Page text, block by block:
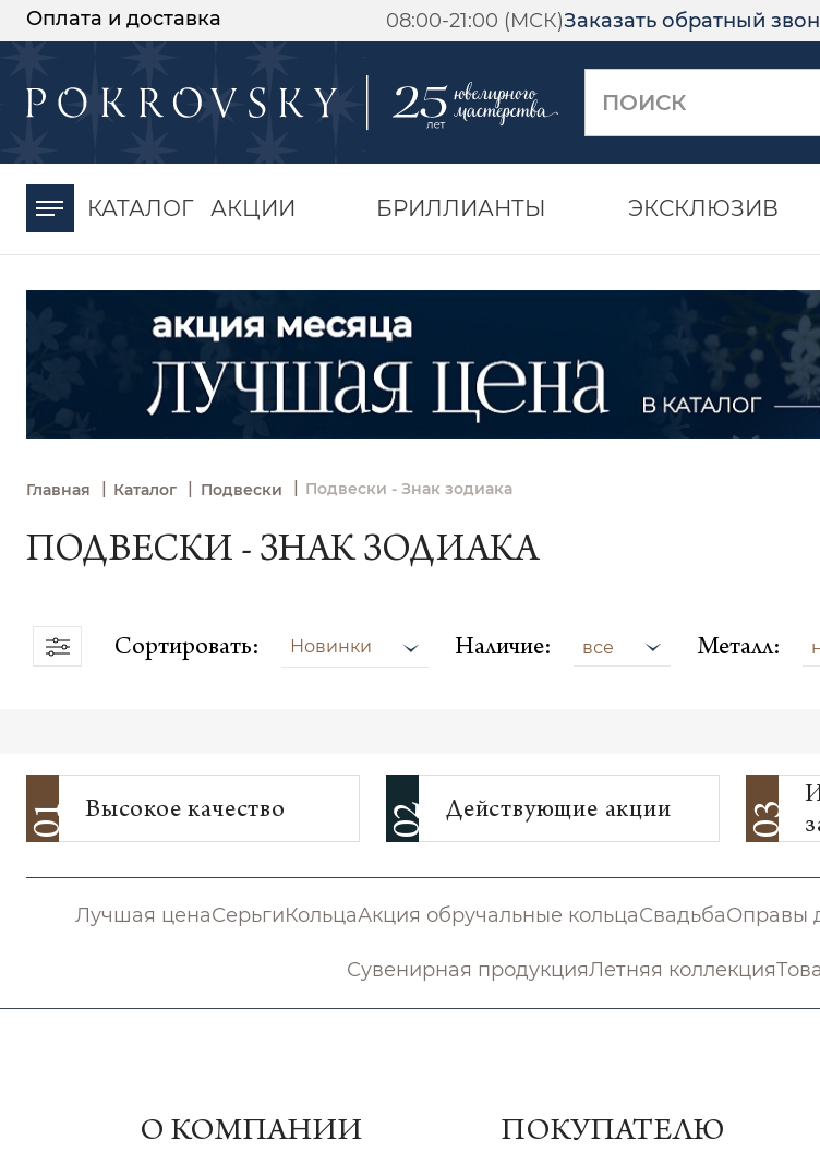
Оплата и доставка 08:00-21:00 (МСК)Заказать обратный
КАТАЛОГ АКЦИИ БРИЛЛИАНТЫ ЭКСКЛЮЗИВ
Главная | Каталог | Подвески Подвески - Знак зодиака
ПОДВЕСКИ - ЗНАК ЗОДИАКА
Сортировать: Новинки Наличие: все Металл:
01 Высокое качество 02 Действующие акции 03
Лучшая ценаСерьгиКольцаАкция обручальные кольцаСвадьбаОправы
Сувенирная продукцияЛетняя коллекция
О КОМПАНИИ ПОКУПАТЕЛЮ
-30%
момента оплаты